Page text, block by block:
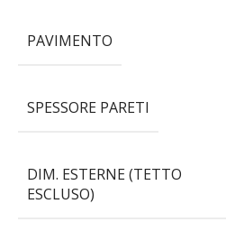
PAVIMENTO
SPESSORE PARETI
DIM. ESTERNE (TETTO
ESCLUSO)